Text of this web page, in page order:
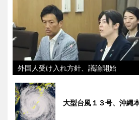
外国人受け入れ方針、議論開始
大型台風１３号、沖縄